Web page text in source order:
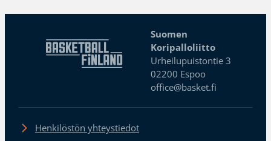
Suomen
Koripalloliitto
Urheilupuistontie 3
02200 Espoo
office@basket.fi
Henkilöstön yhteystiedot